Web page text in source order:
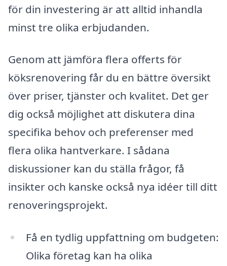
för din investering är att alltid inhandla
minst tre olika erbjudanden.
Genom att jämföra flera offerts för
köksrenovering får du en bättre översikt
över priser, tjänster och kvalitet. Det ger
dig också möjlighet att diskutera dina
specifika behov och preferenser med
flera olika hantverkare. I sådana
diskussioner kan du ställa frågor, få
insikter och kanske också nya idéer till ditt
renoveringsprojekt.
Få en tydlig uppfattning om budgeten:
Olika företag kan ha olika